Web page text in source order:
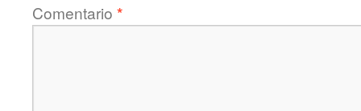
Comentario *